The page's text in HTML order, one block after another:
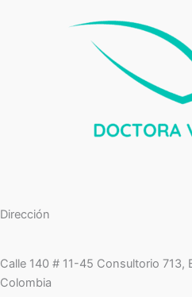
Dirección
Calle 140 # 11-45 Consultorio 713,
Colombia